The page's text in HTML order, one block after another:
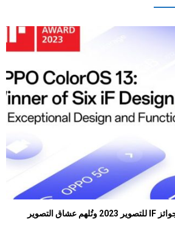
OPPO تُكرّم الفائزين في جوائز IF للتصوير 2023 وتُلهم عشاق التصوير